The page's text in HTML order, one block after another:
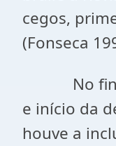
cegos,
(Fonseca
No final
e início da
houve a